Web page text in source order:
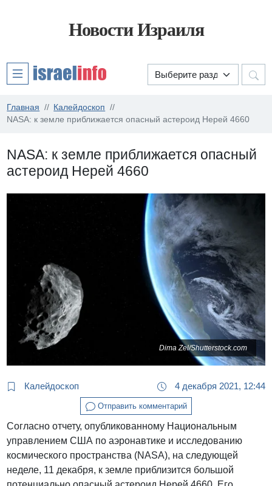
Новости Израиля
Главная
Калейдоскоп
NASA: к земле приближается опасный астероид Нерей 4660
NASA: к земле приближается опасный
астероид Нерей 4660
Dima Zel/Shutterstock.com
Калейдоскоп 4 декабря 2021, 12:44
Отправить комментарий
Согласно отчету, опубликованному Национальным
управлением США по аэронавтике и исследованию
космического пространства (NASA), на следующей
неделе, 11 декабря, к земле приблизится большой